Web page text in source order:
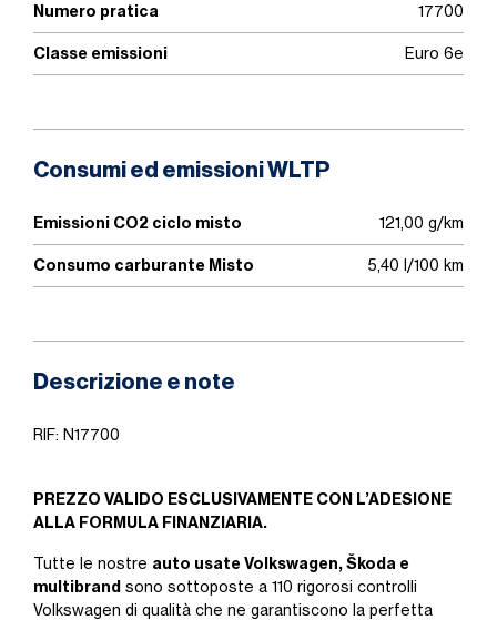
Numero pratica 17700
Classe emissioni Euro 6e
Consumi ed emissioni WLTP
Emissioni CO2 ciclo misto 121,00 g/km
Consumo carburante Misto 5,40 l/100 km
Descrizione e note
RIF: N17700
PREZZO VALIDO ESCLUSIVAMENTE CON L’ADESIONE
ALLA FORMULA FINANZIARIA.
Tutte le nostre auto usate Volkswagen, Škoda e
multibrand sono sottoposte a 110 rigorosi controlli
Volkswagen di qualità che ne garantiscono la perfetta